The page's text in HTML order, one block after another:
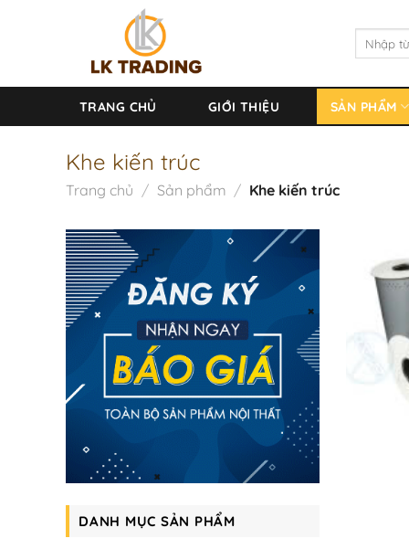
TRANG CHỦ GIỚI THIỆU SẢN PHẨM
Khe kiến trúc
Trang chủ / Sản phẩm / Khe kiến trúc
DANH MỤC SẢN PHẨM